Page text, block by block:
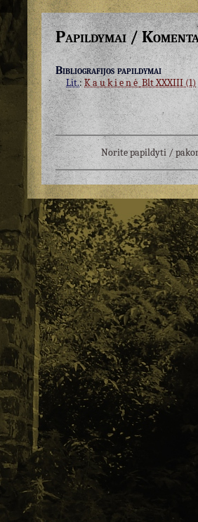
Papildymai /
Bibliografijos papildymai
Lit.:Kaukienė Blt XXXIII (1)
Norite papildyti /